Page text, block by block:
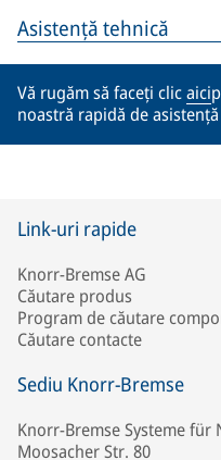
Asistență tehnică
Vă rugăm să faceți clicaici
noastră rapidă de
Link-uri rapide
Knorr-Bremse AG
Căutare produs
Program de căutare
Căutare contacte
Sediu Knorr-Bremse
Knorr-Bremse Systeme für
Moosacher Str. 80